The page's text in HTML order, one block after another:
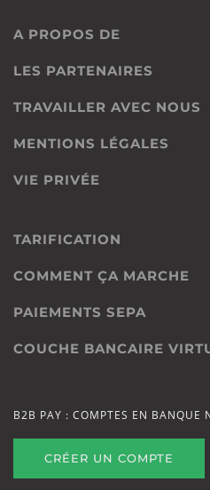
A PROPOS DE
LES PARTENAIRES
TRAVAILLER AVEC NOUS
MENTIONS LÉGALES
VIE PRIVÉE
TARIFICATION
COMMENT ÇA MARCHE
PAIEMENTS SEPA
COUCHE BANCAIRE
B2B PAY : COMPTES EN BANQUE
CRÉER UN COMPTE